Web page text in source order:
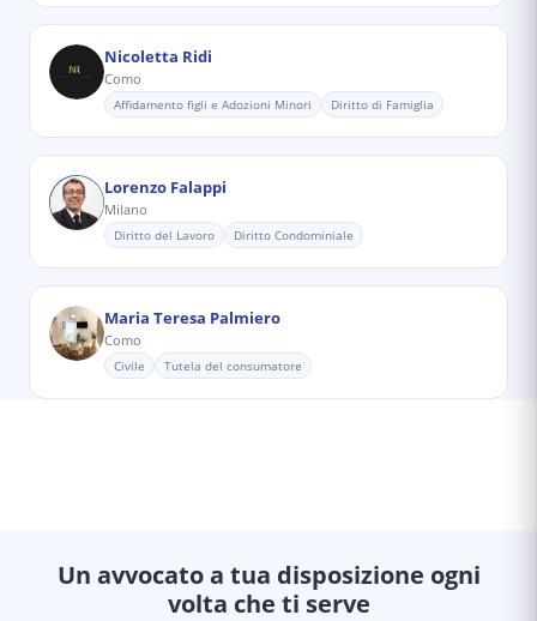
Nicoletta Ridi
Como
Affidamento figli e Adozioni Minori Diritto di Famiglia
Lorenzo Falappi
Milano
Diritto del Lavoro Diritto Condominiale
Maria Teresa Palmiero
Como
Civile Tutela del consumatore
Un avvocato a tua disposizione ogni
volta che ti serve